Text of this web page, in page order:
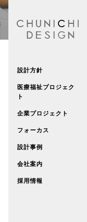
設計方針
医療福祉プロジェク
ト
企業プロジェクト
フォーカス
設計事例
会社案内
採用情報